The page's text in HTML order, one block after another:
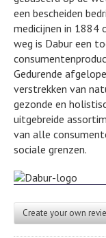
een bescheiden
medicijnen in 1884
weg is Dabur een
Gedurende
verstrekken van
gezonde en
uitgebreide
van alle
sociale grenzen.
Create your own